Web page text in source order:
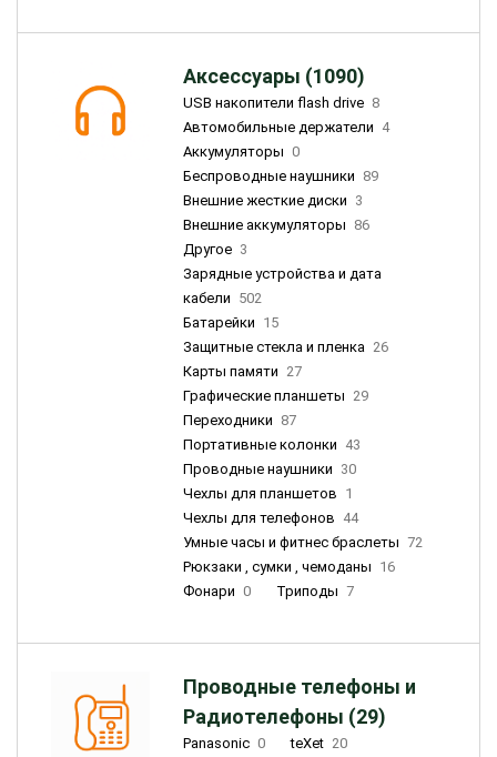
Аксессуары (1090)
USB накопители flash drive 8
Автомобильные держатели 4
Аккумуляторы 0
Беспроводные наушники 89
Внешние жесткие диски 3
Внешние аккумуляторы 86
Другое 3
Зарядные устройства и дата
кабели 502
Батарейки 15
Защитные стекла и пленка 26
Карты памяти 27
Графические планшеты 29
Переходники 87
Портативные колонки 43
Проводные наушники 30
Чехлы для планшетов 1
Чехлы для телефонов 44
Умные часы и фитнес браслеты 72
Рюкзаки , сумки , чемоданы 16
Фонари 0 Триподы 7
Проводные телефоны и
Радиотелефоны (29)
Panasonic 0 teXet 20